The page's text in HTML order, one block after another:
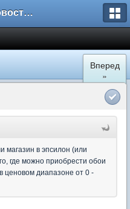
Форум Новостройки
Вперед
»
магазин в эпсилон (или
где можно приобрести обои
диапазоне от 0 -